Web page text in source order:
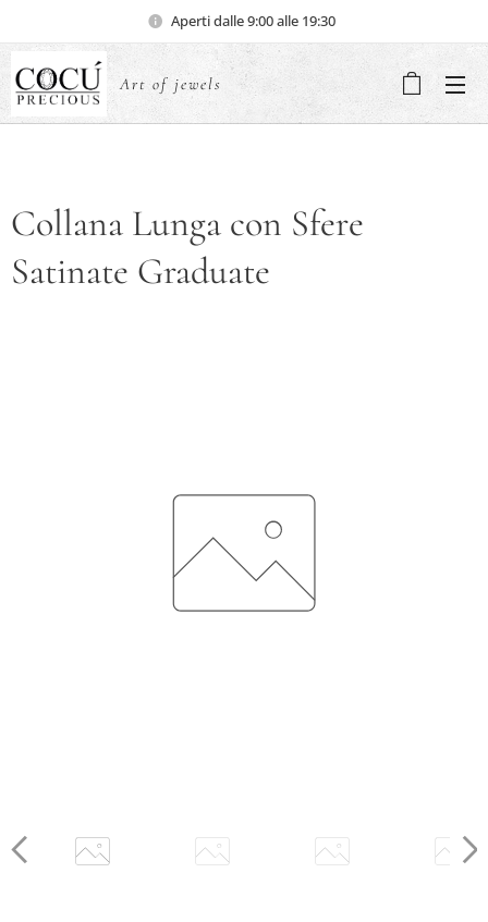
Aperti dalle 9:00 alle 19:30
Art of jewels
Collana Lunga con Sfere
Satinate Graduate